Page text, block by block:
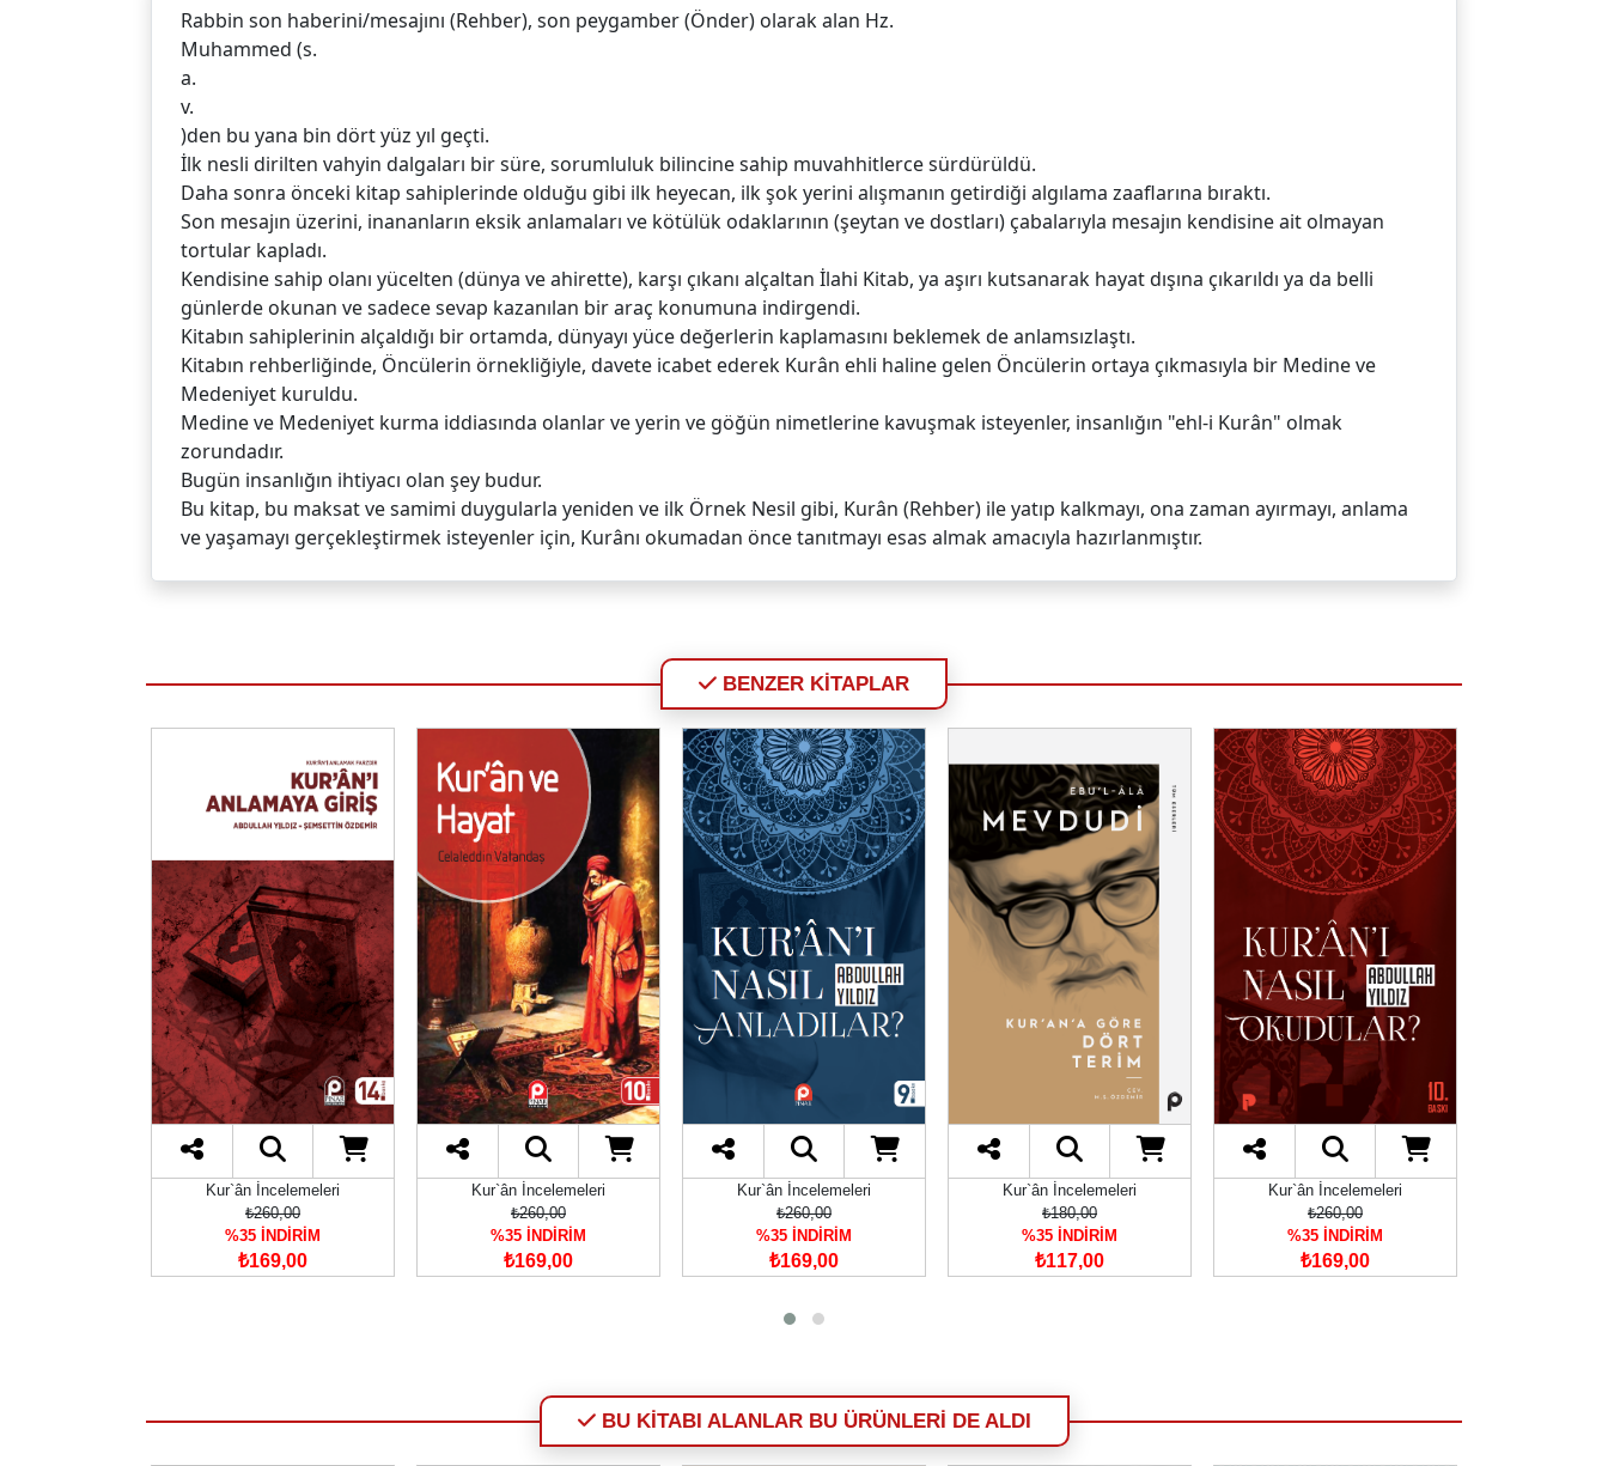
Rabbin son haberini/mesajını (Rehber), son peygamber (Önder) olarak alan Hz.
Muhammed (s.
a.
v.
)den bu yana bin dört yüz yıl geçti.
İlk nesli dirilten vahyin dalgaları bir süre, sorumluluk bilincine sahip muvahhitlerce sürdürüldü.
Daha sonra önceki kitap sahiplerinde olduğu gibi ilk heyecan, ilk şok yerini alışmanın getirdiği algılama zaaflarına bıraktı.
Son mesajın üzerini, inananların eksik anlamaları ve kötülük odaklarının (şeytan ve dostları) çabalarıyla mesajın kendisine ait olmayan
tortular kapladı.
Kendisine sahip olanı yücelten (dünya ve ahirette), karşı çıkanı alçaltan İlahi Kitab, ya aşırı kutsanarak hayat dışına çıkarıldı ya da belli
günlerde okunan ve sadece sevap kazanılan bir araç konumuna indirgendi.
Kitabın sahiplerinin alçaldığı bir ortamda, dünyayı yüce değerlerin kaplamasını beklemek de anlamsızlaştı.
Kitabın rehberliğinde, Öncülerin örnekliğiyle, davete icabet ederek Kurân ehli haline gelen Öncülerin ortaya çıkmasıyla bir Medine ve
Medeniyet kuruldu.
Medine ve Medeniyet kurma iddiasında olanlar ve yerin ve göğün nimetlerine kavuşmak isteyenler, insanlığın "ehl-i Kurân" olmak
zorundadır.
Bugün insanlığın ihtiyacı olan şey budur.
Bu kitap, bu maksat ve samimi duygularla yeniden ve ilk Örnek Nesil gibi, Kurân (Rehber) ile yatıp kalkmayı, ona zaman ayırmayı, anlama
ve yaşamayı gerçekleştirmek isteyenler için, Kurânı okumadan önce tanıtmayı esas almak amacıyla hazırlanmıştır.
BENZER KİTAPLAR
Kur`ân İncelemeleri
₺260,00
%35 İNDİRİM
₺169,00
Kur`ân İncelemeleri
₺260,00
%35 İNDİRİM
₺169,00
Kur`ân İncelemeleri
₺260,00
%35 İNDİRİM
₺169,00
Kur`ân İncelemeleri
₺180,00
%35 İNDİRİM
₺117,00
Kur`ân İncelemeleri
₺260,00
%35 İNDİRİM
₺169,00
BU KİTABI ALANLAR BU ÜRÜNLERİ DE ALDI